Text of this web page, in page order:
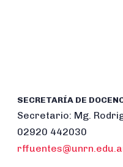
SECRETARÍA DE
Secretario: Mg.
02920 442030